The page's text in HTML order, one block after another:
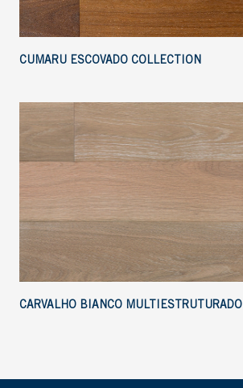
CUMARU ESCOVADO COLLECTION
CARVALHO BIANCO MULTIESTRUTURADO